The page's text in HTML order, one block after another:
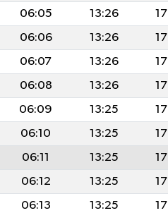
06:05 13:26
06:06 13:26
06:07 13:26
06:08 13:26
06:09 13:25
06:10 13:25
06:11 13:25
06:12 13:25
06:13 13:25